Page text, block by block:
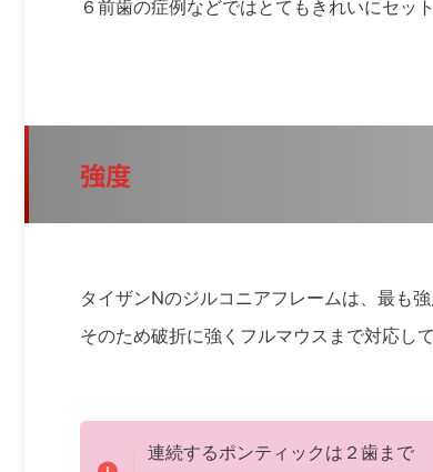
６前歯の症例などではとてもきれいにセット
強度
タイザンNのジルコニアフレームは、最も
そのため破折に強くフルマウスまで対応して
連続するポンティックは２歯まで